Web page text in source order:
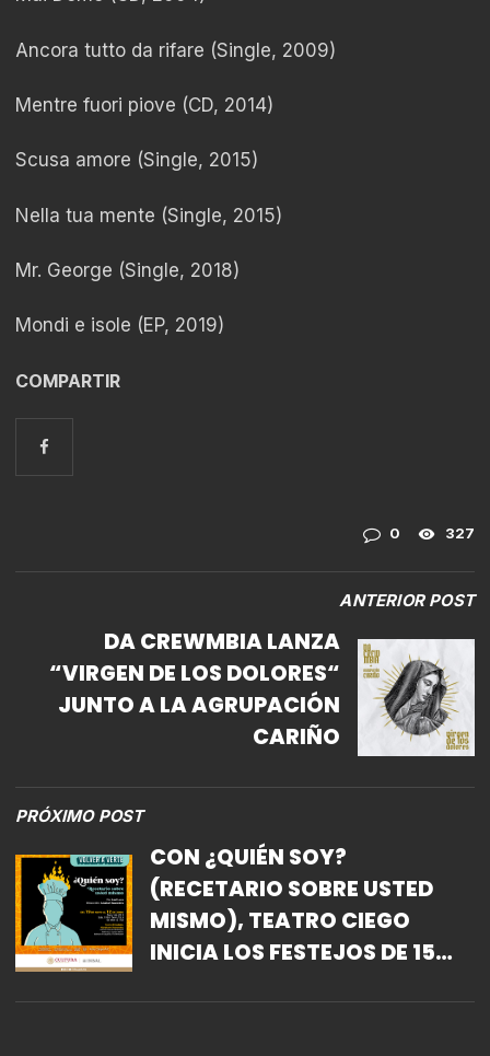
Ancora tutto da rifare (Single, 2009)
Mentre fuori piove (CD, 2014)
Scusa amore (Single, 2015)
Nella tua mente (Single, 2015)
Mr. George (Single, 2018)
Mondi e isole (EP, 2019)
COMPARTIR
0 327
ANTERIOR POST
DA CREWMBIA LANZA
“VIRGEN DE LOS DOLORES“
JUNTO A LA AGRUPACIÓN
CARIÑO
PRÓXIMO POST
CON ¿QUIÉN SOY?
(RECETARIO SOBRE USTED
MISMO), TEATRO CIEGO
INICIA LOS FESTEJOS DE 15